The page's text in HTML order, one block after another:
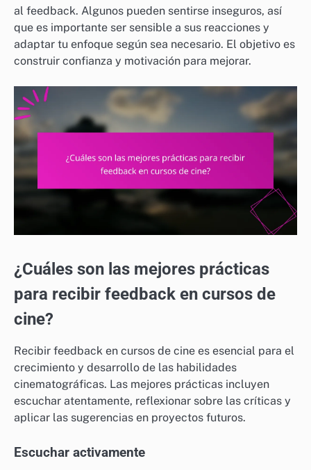
al feedback. Algunos pueden sentirse inseguros, así
que es importante ser sensible a sus reacciones y
adaptar tu enfoque según sea necesario. El objetivo es
construir confianza y motivación para mejorar.
¿Cuáles son las mejores prácticas
para recibir feedback en cursos de
cine?
Recibir feedback en cursos de cine es esencial para el
crecimiento y desarrollo de las habilidades
cinematográficas. Las mejores prácticas incluyen
escuchar atentamente, reflexionar sobre las críticas y
aplicar las sugerencias en proyectos futuros.
Escuchar activamente